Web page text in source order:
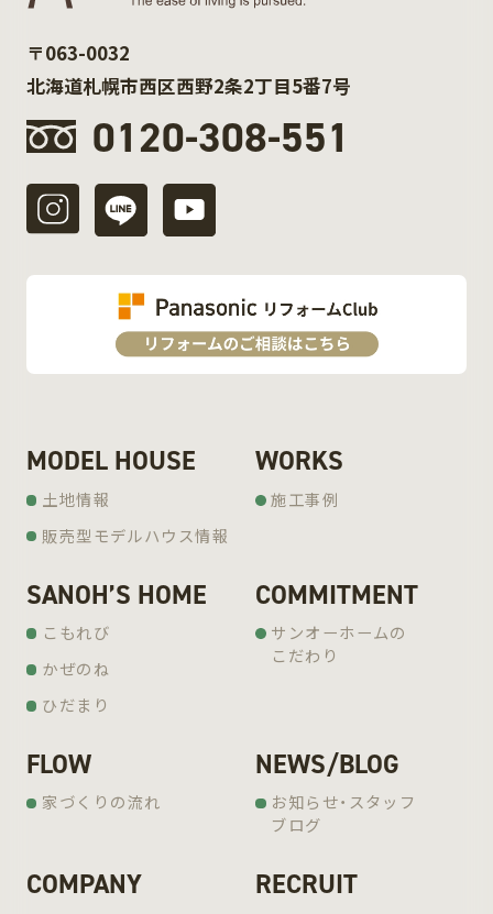
〒063-0032
北海道札幌市西区西野2条2丁目5番7号
0120-308-551
MODEL HOUSE
土地情報
販売型モデルハウス情報
WORKS
施工事例
SANOH’S HOME
こもれび
かぜのね
ひだまり
COMMITMENT
サンオーホームの
こだわり
FLOW
家づくりの流れ
NEWS/BLOG
お知らせ・スタッフ
ブログ
COMPANY RECRUIT